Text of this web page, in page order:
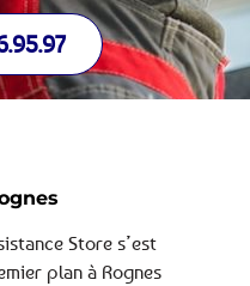
Store s’est
plan à Rognes